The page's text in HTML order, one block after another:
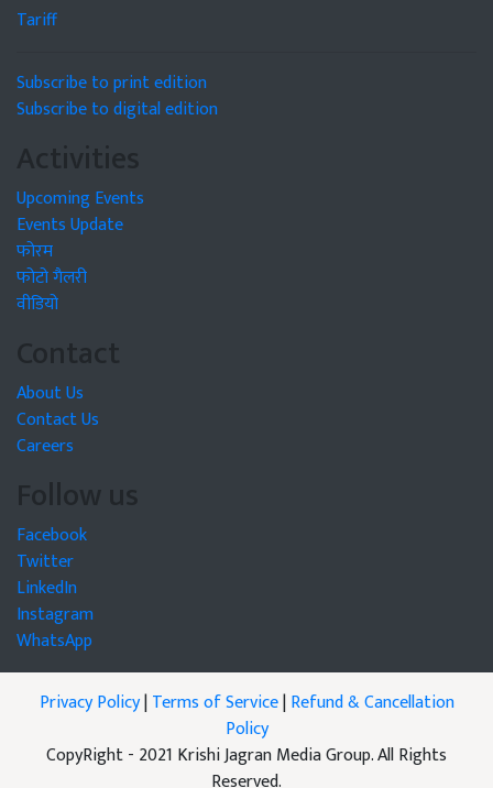
Tariff
Subscribe to print edition
Subscribe to digital edition
Activities
Upcoming Events
Events Update
फोरम
फोटो गैलरी
वीडियो
Contact
About Us
Contact Us
Careers
Follow us
Facebook
Twitter
LinkedIn
Instagram
WhatsApp
Privacy Policy|Terms of Service|Refund & Cancellation
Policy
CopyRight - 2021 Krishi Jagran Media Group. All Rights
Reserved.